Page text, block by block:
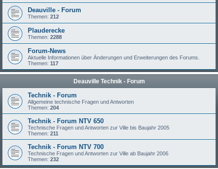
Deauville - Forum
Themen: 212
Plauderecke
Themen: 2288
Forum-News
Aktuelle Informationen über Änderungen und Erweiterungen des Forums.
Themen: 117
Deauville Technik - Forum
Technik - Forum
Allgemeine technische Fragen und Antworten
Themen: 204
Technik - Forum NTV 650
Technische Fragen und Antworten zur Ville bis Baujahr 2005
Themen: 211
Technik - Forum NTV 700
Technische Fragen und Antworten zur Ville ab Baujahr 2006
Themen: 232